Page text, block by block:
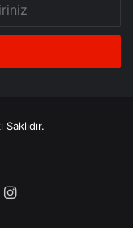
Instagram